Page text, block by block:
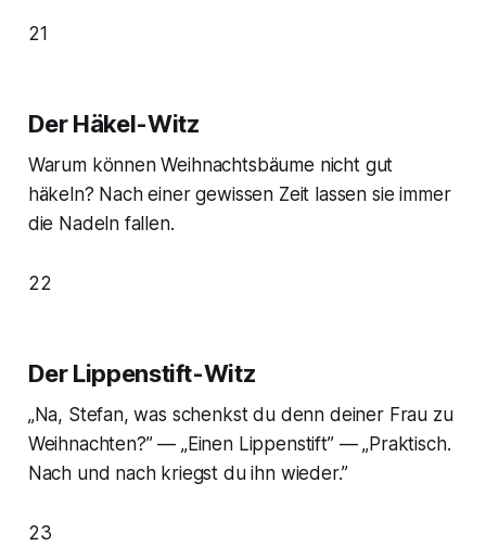
21
Der Häkel-Witz
Warum können Weihnachtsbäume nicht gut
häkeln? Nach einer gewissen Zeit lassen sie immer
die Nadeln fallen.
22
Der Lippenstift-Witz
„Na, Stefan, was schenkst du denn deiner Frau zu
Weihnachten?” — „Einen Lippenstift” — „Praktisch.
Nach und nach kriegst du ihn wieder.”
23